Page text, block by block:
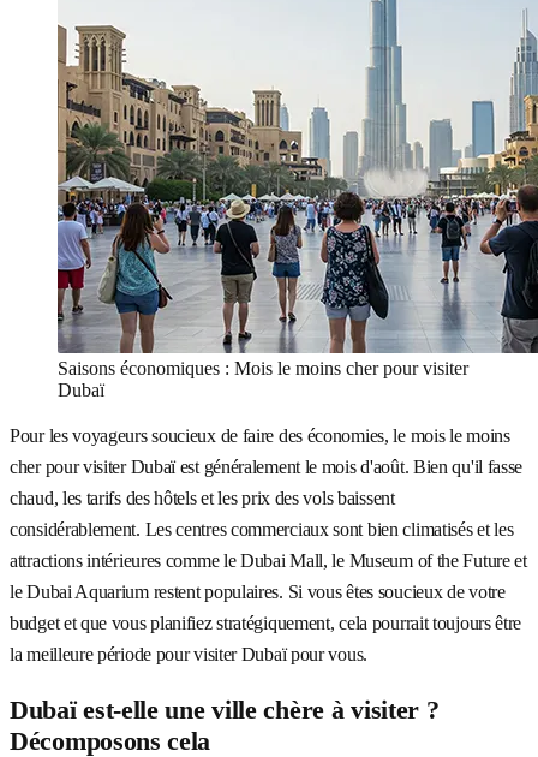
Saisons économiques : Mois le moins cher pour visiter
Dubaï
Pour les voyageurs soucieux de faire des économies, le mois le moins
cher pour visiter Dubaï est généralement le mois d'août. Bien qu'il fasse
chaud, les tarifs des hôtels et les prix des vols baissent
considérablement. Les centres commerciaux sont bien climatisés et les
attractions intérieures comme le Dubai Mall, le Museum of the Future et
le Dubai Aquarium restent populaires. Si vous êtes soucieux de votre
budget et que vous planifiez stratégiquement, cela pourrait toujours être
la meilleure période pour visiter Dubaï pour vous.
Dubaï est-elle une ville chère à visiter ?
Décomposons cela